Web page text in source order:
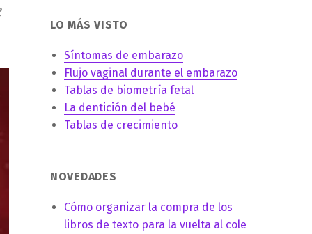
LO MÁS VISTO
Síntomas de embarazo
Flujo vaginal durante el embarazo
Tablas de biometría fetal
La dentición del bebé
Tablas de crecimiento
NOVEDADES
Cómo organizar la compra de los
libros de texto para la vuelta al cole